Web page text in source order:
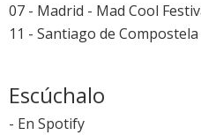
07 - Madrid - Mad Cool
11 - Santiago de
Escúchalo
- En Spotify